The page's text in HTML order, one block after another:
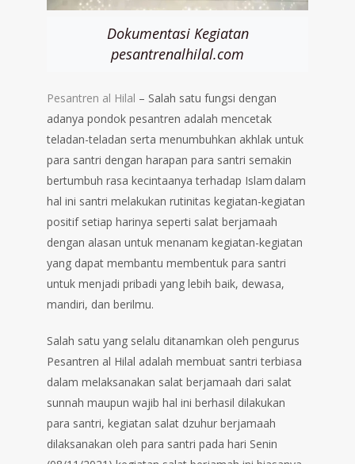
Dokumentasi Kegiatan
pesantrenalhilal.com
Pesantren al Hilal – Salah satu fungsi dengan
adanya pondok pesantren adalah mencetak
teladan-teladan serta menumbuhkan akhlak untuk
para santri dengan harapan para santri semakin
bertumbuh rasa kecintaanya terhadap Islam dalam
hal ini santri melakukan rutinitas kegiatan-kegiatan
positif setiap harinya seperti salat berjamaah
dengan alasan untuk menanam kegiatan-kegiatan
yang dapat membantu membentuk para santri
untuk menjadi pribadi yang lebih baik, dewasa,
mandiri, dan berilmu.
Salah satu yang selalu ditanamkan oleh pengurus
Pesantren al Hilal adalah membuat santri terbiasa
dalam melaksanakan salat berjamaah dari salat
sunnah maupun wajib hal ini berhasil dilakukan
para santri, kegiatan salat dzuhur berjamaah
dilaksanakan oleh para santri pada hari Senin